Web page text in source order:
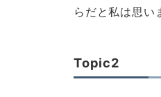
らだと私は思い
Topic2